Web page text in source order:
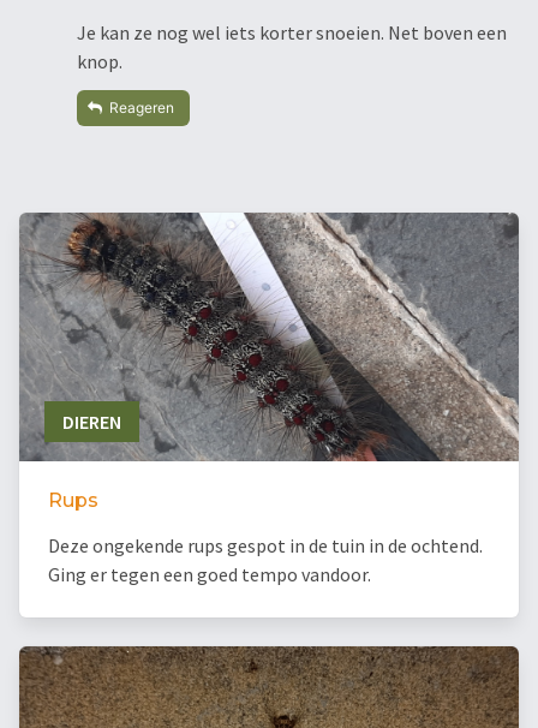
Je kan ze nog wel iets korter snoeien. Net boven een
knop.
Reageren
DIEREN
Rups
Deze ongekende rups gespot in de tuin in de ochtend.
Ging er tegen een goed tempo vandoor.